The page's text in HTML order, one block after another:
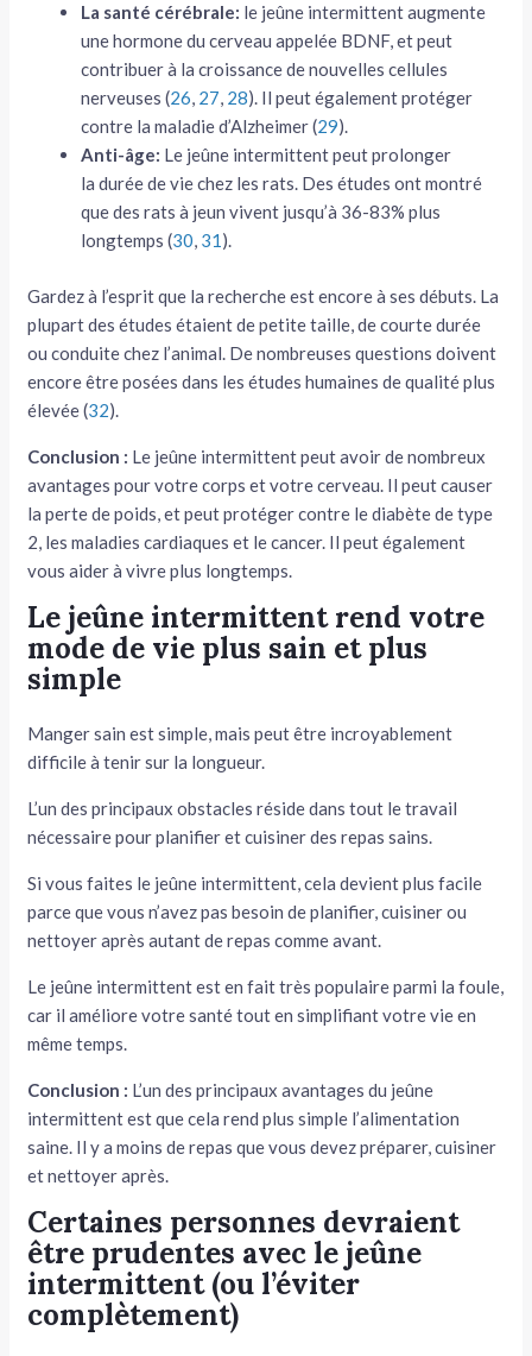
La santé cérébrale: le jeûne intermittent augmente
une hormone du cerveau appelée BDNF, et peut
contribuer à la croissance de nouvelles cellules
nerveuses (26, 27, 28). Il peut également protéger
contre la maladie d’Alzheimer (29).
Anti-âge: Le jeûne intermittent peut prolonger
la durée de vie chez les rats. Des études ont montré
que des rats à jeun vivent jusqu’à 36-83% plus
longtemps (30, 31).
Gardez à l’esprit que la recherche est encore à ses débuts. La
plupart des études étaient de petite taille, de courte durée
ou conduite chez l’animal. De nombreuses questions doivent
encore être posées dans les études humaines de qualité plus
élevée (32).
Conclusion : Le jeûne intermittent peut avoir de nombreux
avantages pour votre corps et votre cerveau. Il peut causer
la perte de poids, et peut protéger contre le diabète de type
2, les maladies cardiaques et le cancer. Il peut également
vous aider à vivre plus longtemps.
Le jeûne intermittent rend votre
mode de vie plus sain et plus
simple
Manger sain est simple, mais peut être incroyablement
difficile à tenir sur la longueur.
L’un des principaux obstacles réside dans tout le travail
nécessaire pour planifier et cuisiner des repas sains.
Si vous faites le jeûne intermittent, cela devient plus facile
parce que vous n’avez pas besoin de planifier, cuisiner ou
nettoyer après autant de repas comme avant.
Le jeûne intermittent est en fait très populaire parmi la foule,
car il améliore votre santé tout en simplifiant votre vie en
même temps.
Conclusion : L’un des principaux avantages du jeûne
intermittent est que cela rend plus simple l’alimentation
saine. Il y a moins de repas que vous devez préparer, cuisiner
et nettoyer après.
Certaines personnes devraient
être prudentes avec le jeûne
intermittent (ou l’éviter
complètement)